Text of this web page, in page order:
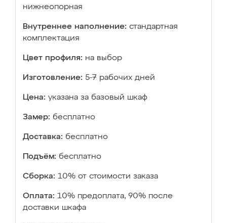
нижнеопорная
Внутреннее наполнение: стандартная
комплектация
Цвет профиля: на выбор
Изготовление: 5-7 рабочих дней
Цена: указана за базовый шкаф
Замер: бесплатно
Доставка: бесплатно
Подъём: бесплатно
Сборка: 10% от стоимости заказа
Оплата: 10% предоплата, 90% после
доставки шкафа